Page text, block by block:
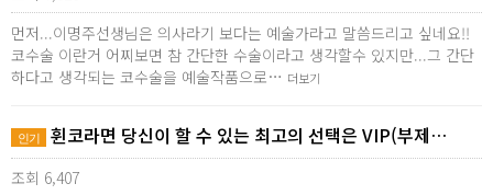
먼저...이명주선생님은 의사라기 보다는 예술가라고 말씀드리고 싶네요!!
코수술 이란거 어찌보면 참 간단한 수술이라고 생각할수 있지만...그 간단
하다고 생각되는 코수술을 예술작품으로… 더보기
인기 휜코라면 당신이 할 수 있는 최고의 선택은 VIP(부제…
조회 6,407